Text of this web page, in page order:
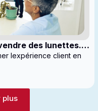
des lunettes.
profits
lexpérience client en
plus